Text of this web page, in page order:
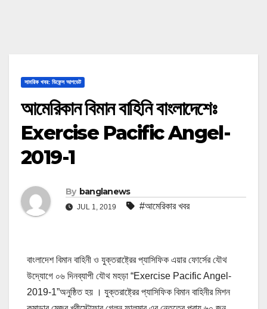
সামরিক খবর: ডিফেন্স আপডেট
আমেরিকান বিমান বাহিনি বাংলাদেশেঃ
Exercise Pacific Angel-
2019-1
By banglanews
JUL 1, 2019 #আমেরিকার খবর
বাংলাদেশ বিমান বাহিনী ও যুক্তরাষ্ট্রের প্যাসিফিক এয়ার ফোর্সের যৌথ
উদ্যোগে ০৬ দিনব্যাপী যৌথ মহড়া “Exercise Pacific Angel-
2019-1”অনুষ্ঠিত হয় । যুক্তরাষ্ট্রের প্যাসিফিক বিমান বাহিনীর মিশন